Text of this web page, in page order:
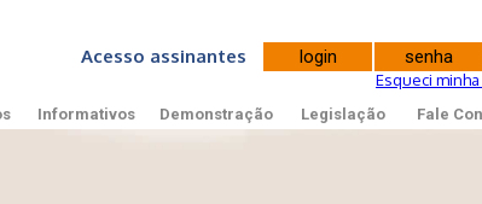
Acesso assinantes
Esqueci
Informativos Demonstração Legislação Fale